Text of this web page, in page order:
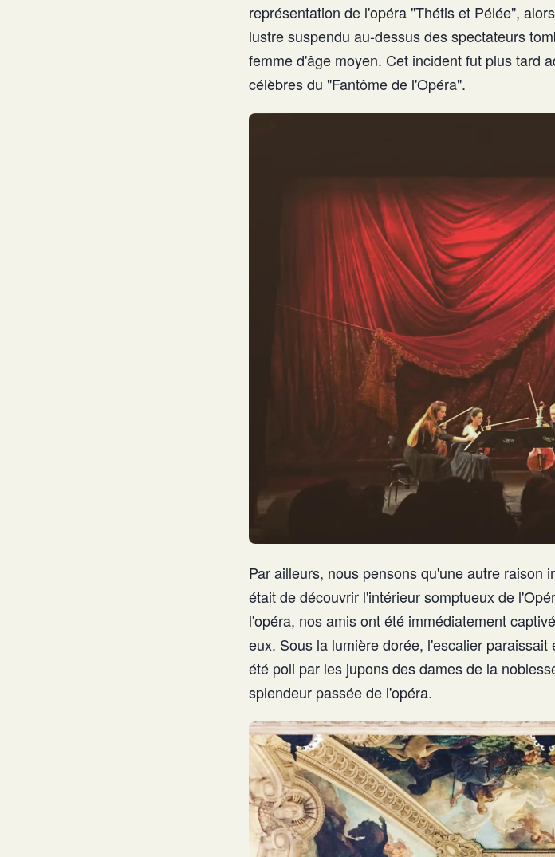
représentation de l'opéra "Thétis et Pélée",
lustre suspendu au-dessus des spectateurs
femme d'âge moyen. Cet incident fut plus tard
célèbres du "Fantôme de l'Opéra".
Par ailleurs, nous pensons qu'une autre raison
était de découvrir l'intérieur somptueux de
l'opéra, nos amis ont été immédiatement
eux. Sous la lumière dorée, l'escalier
été poli par les jupons des dames de la
splendeur passée de l'opéra.